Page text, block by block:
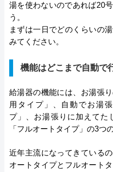
湯を使わないのであれば20
う。
まずは一日でどのくらいの
みてください。
機能はどこまで自動で
給湯器の機能には、お湯張
用タイプ」、自動でお湯
プ」、お湯張りに加えてた
「フルオートタイプ」の3つ
近年主流になってきている
オートタイプとフルオート